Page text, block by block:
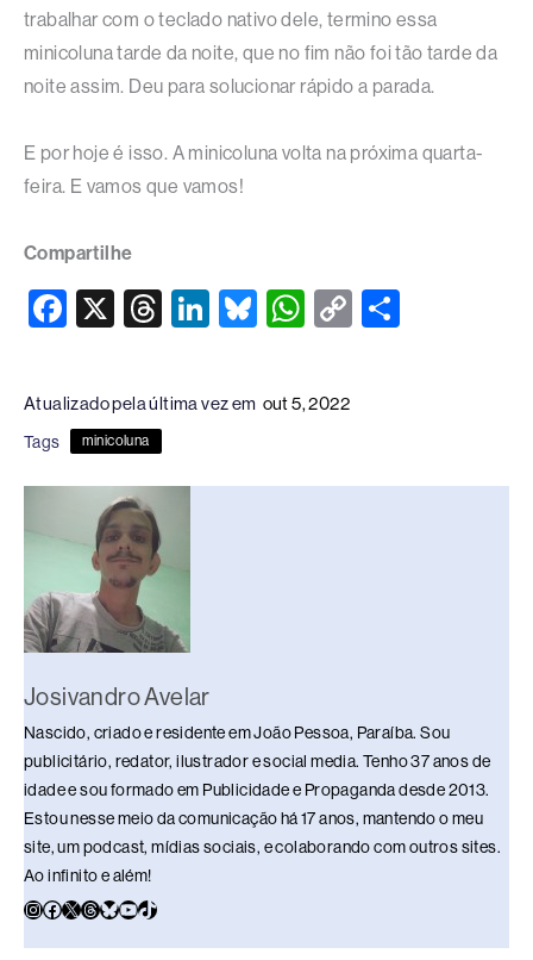
trabalhar com o teclado nativo dele, termino essa
minicoluna tarde da noite, que no fim não foi tão tarde da
noite assim. Deu para solucionar rápido a parada.
E por hoje é isso. A minicoluna volta na próxima quarta-
feira. E vamos que vamos!
Compartilhe
F
e
b
o
o
X
T
a
s
Li
e
n
Bl
sk
W
s
p
C
n
Atualizado pela última vez em out 5, 2022
Tags minicoluna
Josivandro Avelar
Nascido, criado e residente em João Pessoa, Paraíba. Sou
publicitário, redator, ilustrador e social media. Tenho 37 anos de
idade e sou formado em Publicidade e Propaganda desde 2013.
Estou nesse meio da comunicação há 17 anos, mantendo o meu
site, um podcast, mídias sociais, e colaborando com outros sites.
Ao infinito e além!